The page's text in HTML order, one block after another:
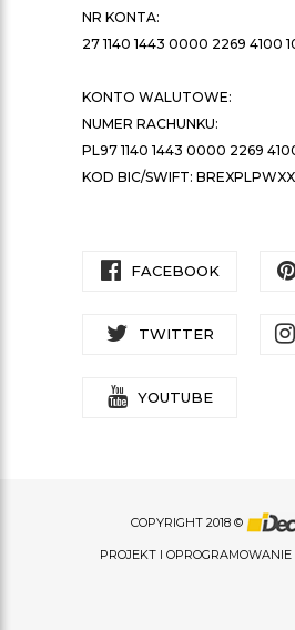
NR KONTA:
27 1140 1443 0000 2269 4100
KONTO WALUTOWE:
NUMER RACHUNKU:
PL97 1140 1443 0000 2269
KOD BIC/SWIFT:
FACEBOOK
TWITTER
YOUTUBE
COPYRIGHT 2018 ©
PROJEKT I OPROGRAMOWANIE